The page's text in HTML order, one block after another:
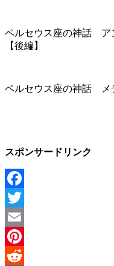
ペルセウス座の神話 ア
【後編】
ペルセウス座の神話 メ
スポンサードリンク
Facebook
Twitter
Email
Pinterest